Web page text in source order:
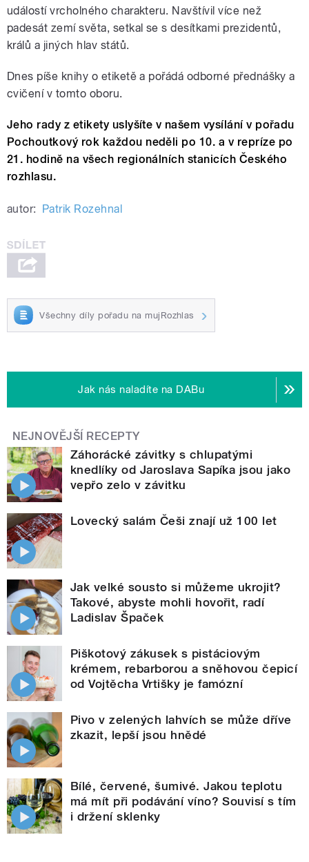
událostí vrcholného charakteru. Navštívil více než
padesát zemí světa, setkal se s desítkami prezidentů,
králů a jiných hlav států.
Dnes píše knihy o etiketě a pořádá odborné přednášky a
cvičení v tomto oboru.
Jeho rady z etikety uslyšíte v našem vysílání v pořadu
Pochoutkový rok každou neděli po 10. a v repríze po
21. hodině na všech regionálních stanicích Českého
rozhlasu.
autor: Patrik Rozehnal
Všechny díly pořadu na mujRozhlas
Jak nás naladíte na DABu
NEJNOVĚJŠÍ RECEPTY
Záhorácké závitky s chlupatými
knedlíky od Jaroslava Sapíka jsou jako
vepřo zelo v závitku
Lovecký salám Češi znají už 100 let
Jak velké sousto si můžeme ukrojit?
Takové, abyste mohli hovořit, radí
Ladislav Špaček
Piškotový zákusek s pistáciovým
krémem, rebarborou a sněhovou čepicí
od Vojtěcha Vrtišky je famózní
Pivo v zelených lahvích se může dříve
zkazit, lepší jsou hnědé
Bílé, červené, šumivé. Jakou teplotu
má mít při podávání víno? Souvisí s tím
i držení sklenky